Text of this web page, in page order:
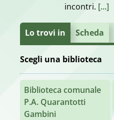
incontri. [...]
Lo trovi in Scheda
Scegli una biblioteca
Biblioteca comunale
P.A. Quarantotti
Gambini